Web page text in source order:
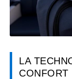
LA
CONFORT